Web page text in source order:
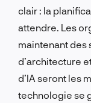
clair : la
attendre. Les
maintenant des
d’architecture
d’IA seront les
technologie se